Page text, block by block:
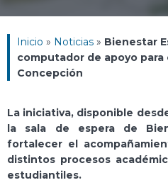
Inicio » Noticias » Bienestar
computador de apoyo
Concepción
La iniciativa, disponible
la sala de espera de
fortalecer el
distintos procesos
estudiantiles.